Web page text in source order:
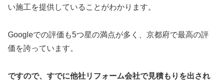
い施工を提供していることがわかります。
Googleでの評価も5つ星の満点が多く、京都府で最高の評
価を誇っています。
ですので、すでに他社リフォーム会社で見積もりを出され